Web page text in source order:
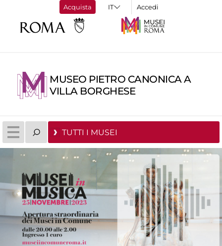
Acquista Accedi
MUSEO PIETRO CANONICA A
VILLA BORGHESE
TUTTI I MUSEI